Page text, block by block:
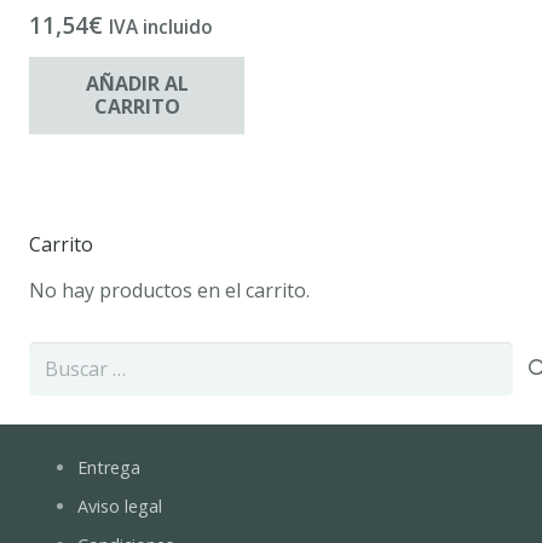
11,54€ IVA incluido
AÑADIR AL
CARRITO
Carrito
No hay productos en el carrito.
Buscar:
Entrega
Aviso legal